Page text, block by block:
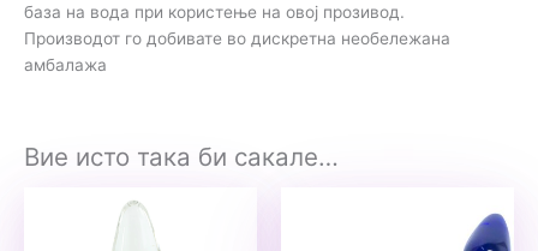
база на вода при користење на овој прозивод.
Производот го добивате во дискретна необележана
амбалажа
Вие исто така би сакале…